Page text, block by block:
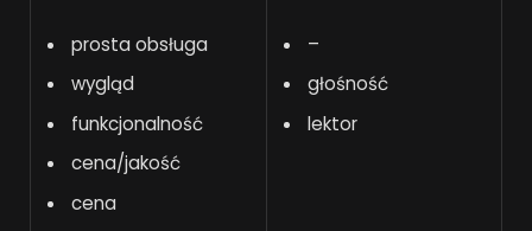
prosta obsługa
wygląd
funkcjonalność
cena/jakość
cena
–
głośność
lektor